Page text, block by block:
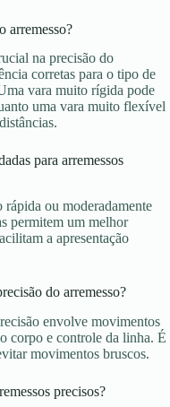
arremesso?
na precisão do
corretas para o tipo de
vara muito rígida pode
uma vara muito flexível
para arremessos
rápida ou moderadamente
permitem um melhor
a apresentação
do arremesso?
envolve movimentos
corpo e controle da linha. É
movimentos bruscos.
precisos?